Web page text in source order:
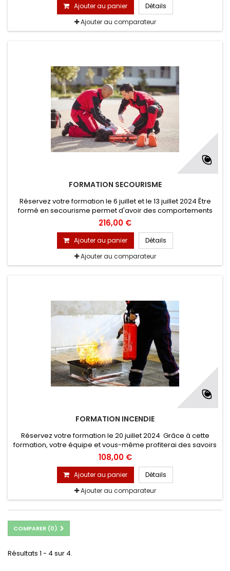
Ajouter au panier
Détails
Ajouter au comparateur
FORMATION SECOURISME
Réservez votre formation le 6 juillet et le 13 juillet 2024 Être
formé en secourisme permet d'avoir des comportements
adaptés et les bons réflexes aux différentes situations (à la
maison, au travail ou sur la route) et de faire face aux
situations d'urgence. La formation dure environ 5 à 8 heures
et se déroule en plusieurs étapes.
216,00 €
Ajouter au panier
Détails
Ajouter au comparateur
FORMATION INCENDIE
Réservez votre formation le 20 juillet 2024 Grâce à cette
formation, votre équipe et vous-même profiterai des savoirs
de nos formateurs en matière de développement du feu,
quels extincteurs sur quel feu, utilisation des extincteurs et des
exercices sur feu réel.
108,00 €
Ajouter au panier
Détails
Ajouter au comparateur
COMPARER (0)
Résultats 1 - 4 sur 4.